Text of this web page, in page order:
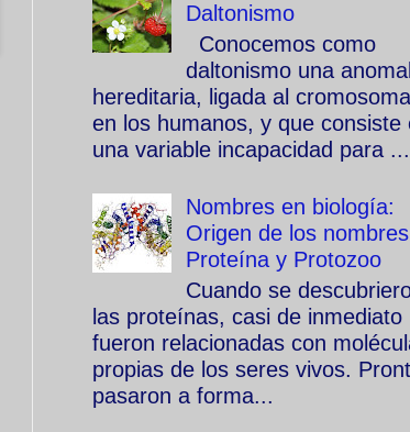
Daltonismo
Conocemos como
daltonismo una
hereditaria, ligada al
en los humanos, y que consiste
una variable incapacidad para ...
Nombres en biología:
Origen de los nombres
Proteína y Protozoo
Cuando se
las proteínas, casi de inmediato
fueron relacionadas con
propias de los seres vivos.
pasaron a forma...